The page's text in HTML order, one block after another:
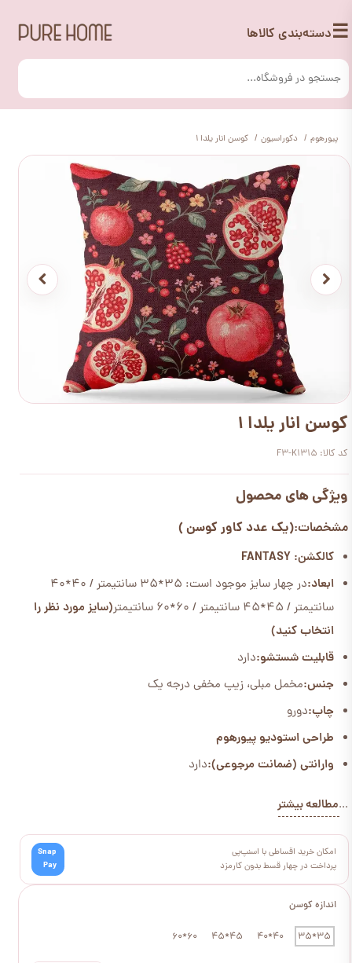
☰دسته‌بندی کالاها
پیورهوم دکوراسیون کوسن انار یلدا 1
اندازه کوسن
35*35
40*40
45*45
60*60
کوسن انار یلدا 1
کد کالا: F3-K1315
ویژگی های محصول
مشخصات:(یک عدد کاور کوسن )
کالکشن: FANTASY
ابعاد:
در چهار سایز موجود است: 35*35 سانتیمتر / 40*40
سانتیمتر / 45*45 سانتیمتر / 60*60 سانتیمتر
(سایز مورد نظر را
انتخاب کنید)
قابلیت شستشو:دارد
جنس:مخمل مبلی، زیپ مخفی درجه یک
چاپ:دورو
طراحی استودیو پیورهوم
وارانتی (ضمانت مرجوعی):دارد
...مطالعه بیشتر
امکان خرید اقساطی با اسنپ‌پی
پرداخت در چهار قسط بدون کارمزد
Snap
Pay